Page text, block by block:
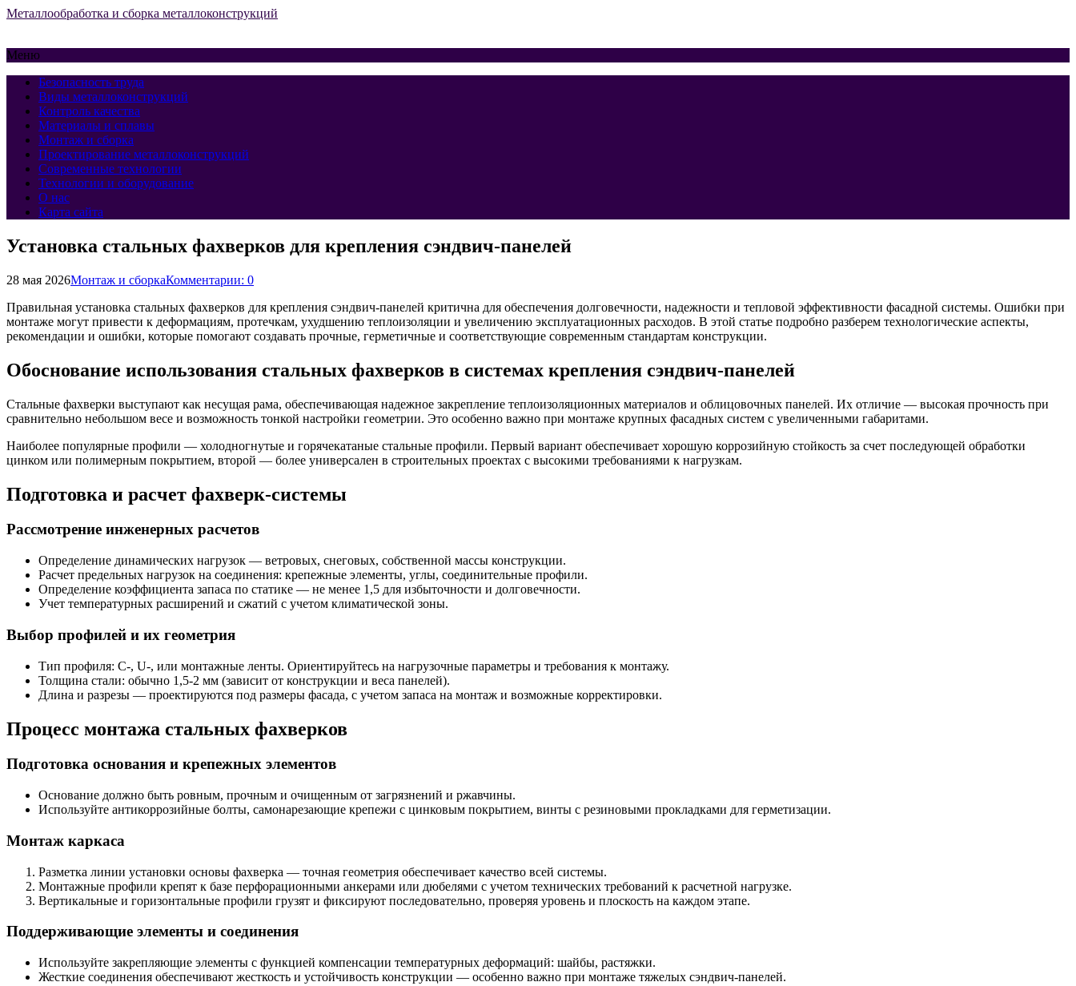
Металлообработка и сборка металлоконструкций
Меню
Безопасность труда
Виды металлоконструкций
Контроль качества
Материалы и сплавы
Монтаж и сборка
Проектирование металлоконструкций
Современные технологии
Технологии и оборудование
О нас
Карта сайта
Установка стальных фахверков для крепления сэндвич-панелей
28 мая 2026Монтаж и сборкаКомментарии: 0
Правильная установка стальных фахверков для крепления сэндвич-панелей критична для обеспечения долговечности, надежности и тепловой эффективности фасадной системы. Ошибки при
монтаже могут привести к деформациям, протечкам, ухудшению теплоизоляции и увеличению эксплуатационных расходов. В этой статье подробно разберем технологические аспекты,
рекомендации и ошибки, которые помогают создавать прочные, герметичные и соответствующие современным стандартам конструкции.
Обоснование использования стальных фахверков в системах крепления сэндвич-панелей
Стальные фахверки выступают как несущая рама, обеспечивающая надежное закрепление теплоизоляционных материалов и облицовочных панелей. Их отличие — высокая прочность при
сравнительно небольшом весе и возможность тонкой настройки геометрии. Это особенно важно при монтаже крупных фасадных систем с увеличенными габаритами.
Наиболее популярные профили — холодногнутые и горячекатаные стальные профили. Первый вариант обеспечивает хорошую коррозийную стойкость за счет последующей обработки
цинком или полимерным покрытием, второй — более универсален в строительных проектах с высокими требованиями к нагрузкам.
Подготовка и расчет фахверк-системы
Рассмотрение инженерных расчетов
Определение динамических нагрузок — ветровых, снеговых, собственной массы конструкции.
Расчет предельных нагрузок на соединения: крепежные элементы, углы, соединительные профили.
Определение коэффициента запаса по статике — не менее 1,5 для избыточности и долговечности.
Учет температурных расширений и сжатий с учетом климатической зоны.
Выбор профилей и их геометрия
Тип профиля: C-, U-, или монтажные ленты. Ориентируйтесь на нагрузочные параметры и требования к монтажу.
Толщина стали: обычно 1,5-2 мм (зависит от конструкции и веса панелей).
Длина и разрезы — проектируются под размеры фасада, с учетом запаса на монтаж и возможные корректировки.
Процесс монтажа стальных фахверков
Подготовка основания и крепежных элементов
Основание должно быть ровным, прочным и очищенным от загрязнений и ржавчины.
Используйте антикоррозийные болты, самонарезающие крепежи с цинковым покрытием, винты с резиновыми прокладками для герметизации.
Монтаж каркаса
Разметка линии установки основы фахверка — точная геометрия обеспечивает качество всей системы.
Монтажные профили крепят к базе перфорационными анкерами или дюбелями с учетом технических требований к расчетной нагрузке.
Вертикальные и горизонтальные профили грузят и фиксируют последовательно, проверяя уровень и плоскость на каждом этапе.
Поддерживающие элементы и соединения
Используйте закрепляющие элементы с функцией компенсации температурных деформаций: шайбы, растяжки.
Жесткие соединения обеспечивают жесткость и устойчивость конструкции — особенно важно при монтаже тяжелых сэндвич-панелей.